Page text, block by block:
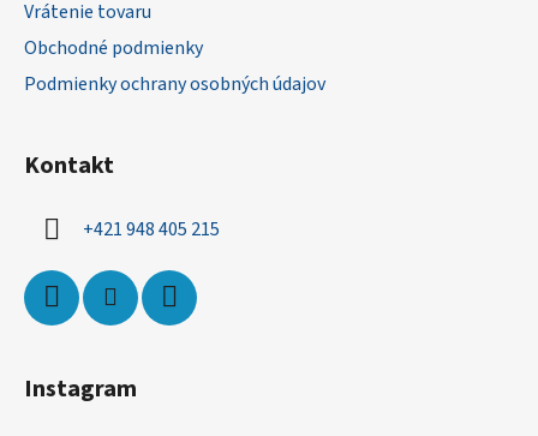
Vrátenie tovaru
Obchodné podmienky
Podmienky ochrany osobných údajov
Kontakt
+421 948 405 215
Instagram